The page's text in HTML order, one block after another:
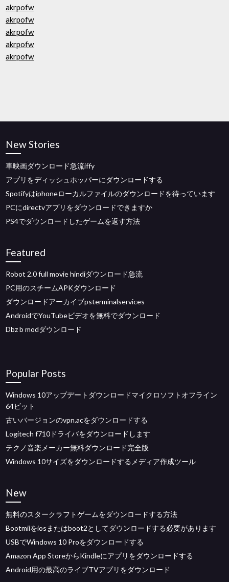
akrpofw
akrpofw
akrpofw
akrpofw
akrpofw
New Stories
車映画ダウンロード急流iffy
アプリをディッシュホッパーにダウンロードする
Spotifyはiphoneローカルファイルのダウンロードを待っています
PCにdirectvアプリをダウンロードできますか
PS4でダウンロードしたゲームを返す方法
Featured
Robot 2.0 full movie hindiダウンロード急流
PC用のスチームAPKダウンロード
ダウンロードアーカイブpsterminalservices
AndroidでYouTubeビデオを無料でダウンロード
Dbz b modダウンロード
Popular Posts
Windows 10アップデートダウンロードマイクロソフトオフライン
64ビット
古いバージョンのvpn.acをダウンロードする
Logitech f710ドライバをダウンロードします
テクノ音楽メーカー無料ダウンロード完全版
Windows 10サイズをダウンロードするメディア作成ツール
New
無料のスタークラフトゲームをダウンロードする方法
Bootmiiをiosまたはboot2としてダウンロードする必要があります
USBでWindows 10 Proをダウンロードする
Amazon App StoreからKindleにアプリをダウンロードする
Android用の最高のライブTVアプリをダウンロード